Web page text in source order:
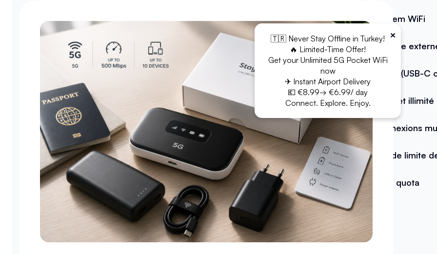
Modem WiFi
Batterie
Câble (USB-C
Internet illimité
Connexions
Pas de limite
Sans quota
×
🇹🇷 Never Stay Offline in Turkey!
🔥 Limited-Time Offer!
Get your Unlimited 5G Pocket WiFi
now
✈ Instant Airport Delivery
💶 €8.99→ €6.99/ day
Connect. Explore. Enjoy.